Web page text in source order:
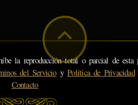
reproducción total o parcial de esta
del ServicioyPolítica de Privacidad
Contacto